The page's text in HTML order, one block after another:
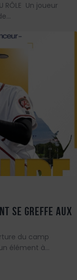
RÔLE ‍ Un joueur
se greffe aux
du camp
élément à…